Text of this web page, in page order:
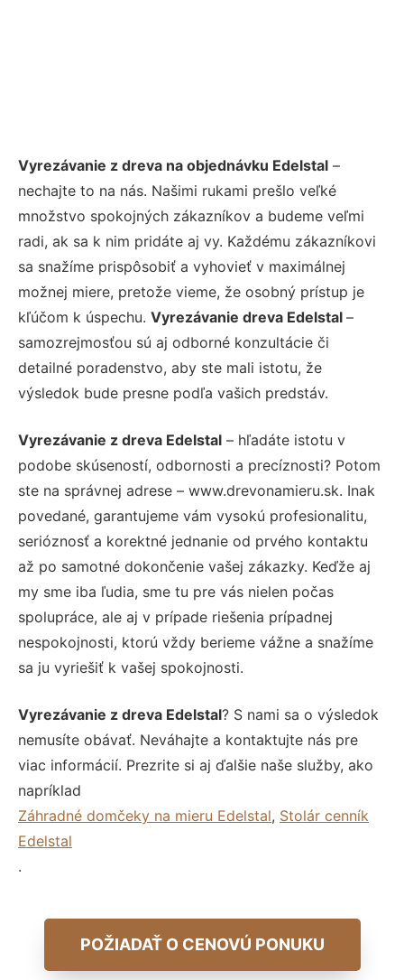
Vyrezávanie z dreva na objednávku Edelstal –
nechajte to na nás. Našimi rukami prešlo veľké
množstvo spokojných zákazníkov a budeme veľmi
radi, ak sa k nim pridáte aj vy. Každému zákazníkovi
sa snažíme prispôsobiť a vyhovieť v maximálnej
možnej miere, pretože vieme, že osobný prístup je
kľúčom k úspechu. Vyrezávanie dreva Edelstal –
samozrejmosťou sú aj odborné konzultácie či
detailné poradenstvo, aby ste mali istotu, že
výsledok bude presne podľa vašich predstáv.
Vyrezávanie z dreva Edelstal – hľadáte istotu v
podobe skúseností, odbornosti a precíznosti? Potom
ste na správnej adrese – www.drevonamieru.sk. Inak
povedané, garantujeme vám vysokú profesionalitu,
serióznosť a korektné jednanie od prvého kontaktu
až po samotné dokončenie vašej zákazky. Keďže aj
my sme iba ľudia, sme tu pre vás nielen počas
spolupráce, ale aj v prípade riešenia prípadnej
nespokojnosti, ktorú vždy berieme vážne a snažíme
sa ju vyriešiť k vašej spokojnosti.
Vyrezávanie z dreva Edelstal? S nami sa o výsledok
nemusíte obávať. Neváhajte a kontaktujte nás pre
viac informácií. Prezrite si aj ďalšie naše služby, ako
napríklad
Záhradné domčeky na mieru Edelstal, Stolár cenník
Edelstal
.
POŽIADAŤ O CENOVÚ PONUKU